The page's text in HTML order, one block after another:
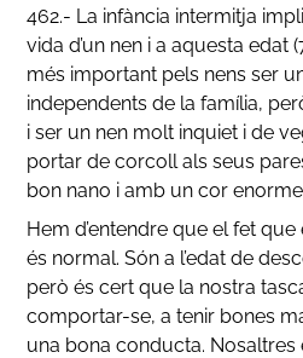
462.- La infància intermitja
vida d’un nen i a aquesta edat
més important pels nens ser
independents de la família,
i ser un nen molt inquiet i de
portar de corcoll als seus
bon nano i amb un cor
Hem d’entendre que el fet
és normal. Són a l’edat de
però és cert que la nostra
comportar-se, a tenir bones
una bona conducta.